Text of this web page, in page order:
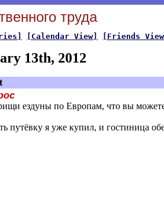
труда
[Calendar View] [Friends View]
13th, 2012
ездуны по Европам, что вы можете
путёвку я уже купил, и гостиница